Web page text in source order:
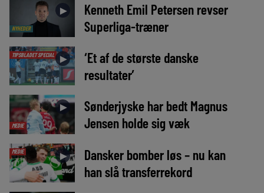
NYHEDER
►
Kenneth Emil Petersen revser
Superliga-træner
TIPSBLADET SPECIAL ►
‘Et af de største danske
resultater’
MEDIE
►
Sønderjyske har bedt Magnus
Jensen holde sig væk
MEDIE ►
Dansker bomber løs – nu kan
han slå transferrekord